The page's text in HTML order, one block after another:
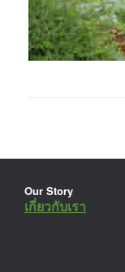
Our Story
เกี่ยวกับเรา